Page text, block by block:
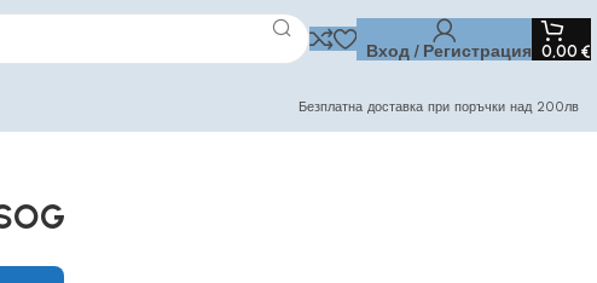
Вход / Регистрация 0,00 €
Безплатна доставка при поръчки над 200лв